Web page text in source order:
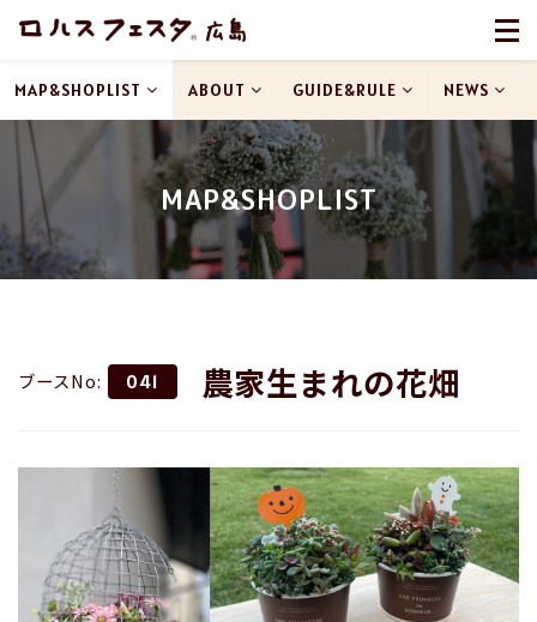
MAP&SHOPLIST
MAP&SHOPLIST ABOUT GUIDE&RULE NEWS
ブースNo: 041 農家生まれの花畑